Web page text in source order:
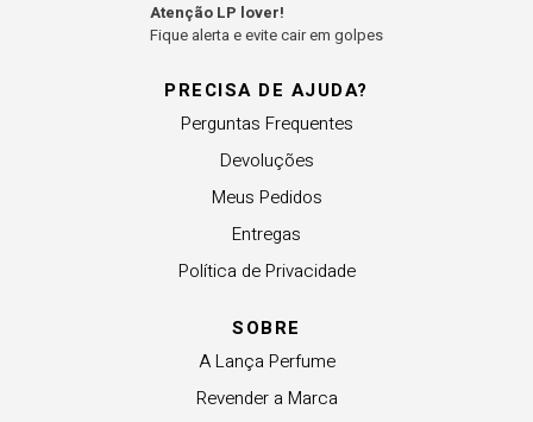
PRECISA DE AJUDA?
Perguntas Frequentes
Devoluções
Meus Pedidos
Entregas
Política de Privacidade
SOBRE
A Lança Perfume
Revender a Marca
Atenção LP lover!
Fique alerta e evite cair em golpes